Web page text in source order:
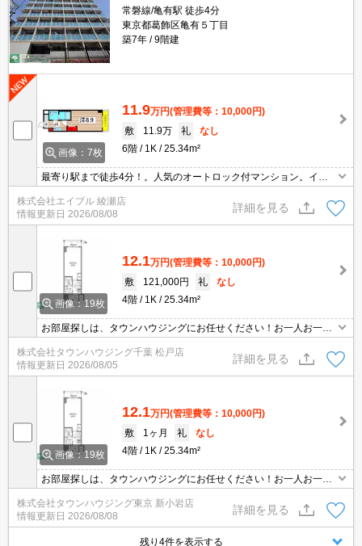
常磐線/亀有駅 徒歩4分
東京都葛飾区亀有５丁目
築7年
9階建
画像：7枚
11.9万円(管理費等：10,000円)
敷
11.9万 礼
なし
6階
1K 25.34m²
最寄り駅まで徒歩4分！。人気のオートロック付マンション。イン
ターネット無料。独立洗面化粧台付き。浴室乾燥機付。2口システ
ムキッチン。うれしい礼金0!。仲介手数料家賃の55%。
株式会社エイブル 綾瀬店
情報更新日 2026/08/08
詳細を見る
画像：19枚
12.1万円(管理費等：10,000円)
敷
121,000円 礼
なし
4階
1K 25.34m²
お部屋探しは、タウンハウジングにお任せください！お一人お一人
様に合ったお部屋をお探し致します。分からないことは何でもご相
談くださいませ。
株式会社タウンハウジング千葉 松戸店
情報更新日 2026/08/05
詳細を見る
画像：19枚
12.1万円(管理費等：10,000円)
敷
1ヶ月 礼
なし
4階
1K 25.34m²
お部屋探しは、タウンハウジングにお任せください！お一人お一人
様に合ったお部屋をお探し致します。分からないことは何でもご相
談くださいませ。
株式会社タウンハウジング東京 新小岩店
情報更新日 2026/08/08
詳細を見る
残り4件を表示する